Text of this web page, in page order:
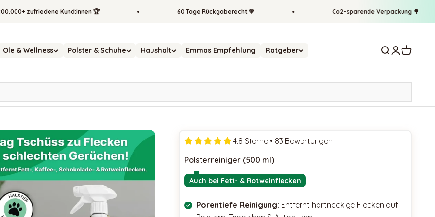
zufriedene Kund:innen 🏆 60 Tage Rückgaberecht 💚 Co2-sparende Verpackung 🌳
Öle & Wellness Polster & Schuhe Haushalt Emmas Empfehlung Ratgeber
Suche öffnen
4.8 Sterne • 83 Bewertungen
Polsterreiniger (500 ml)
Auch bei Fett- & Rotweinflecken
Porentiefe Reinigung: Entfernt hartnäckige Flecken auf